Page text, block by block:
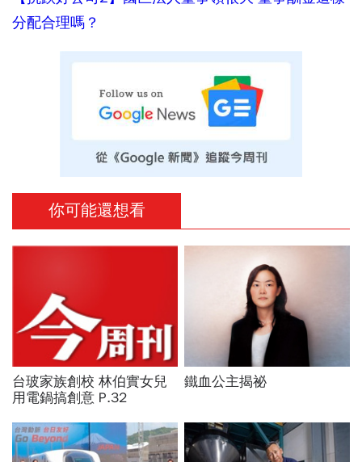
分配合理嗎？
你可能還想看
台玻家族創校 林伯實女兒
用電鍋搞創意 P.32
鐵血公主揭祕